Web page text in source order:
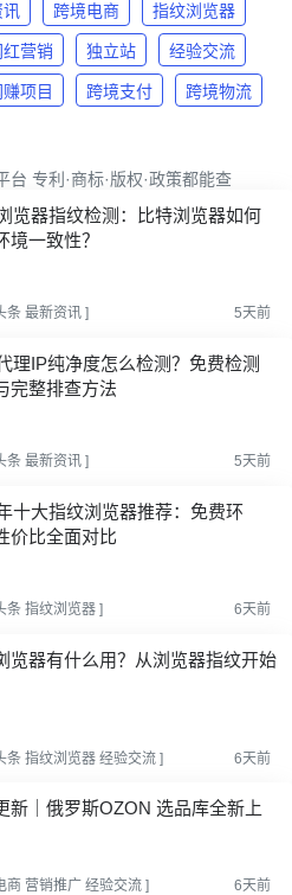
讯 跨境电商 指纹浏览器
红营销 独立站 经验交流
赚项目 跨境支付 跨境物流
专利·商标·版权·政策都能查
览器指纹检测：比特浏览器如何
境一致性？
条 最新资讯 ] 5天前
理IP纯净度怎么检测？免费检测
完整排查方法
条 最新资讯 ] 5天前
十大指纹浏览器推荐：免费环
价比全面对比
条 指纹浏览器 ] 6天前
览器有什么用？从浏览器指纹开始
条 指纹浏览器 经验交流 ] 6天前
新｜俄罗斯OZON 选品库全新上
商 营销推广 经验交流 ]
6天前